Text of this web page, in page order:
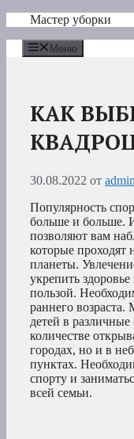
Перейти
содержимому
Мастер уборки
Меню
КАК
30.08.2022 от admin
Популярность
больше и больше.
позволяют вам
которые проходят
планеты.
укрепить
пользой.
раннего
детей в
количестве
городах, но и в
пунктах.
спорту и
всей семьи.